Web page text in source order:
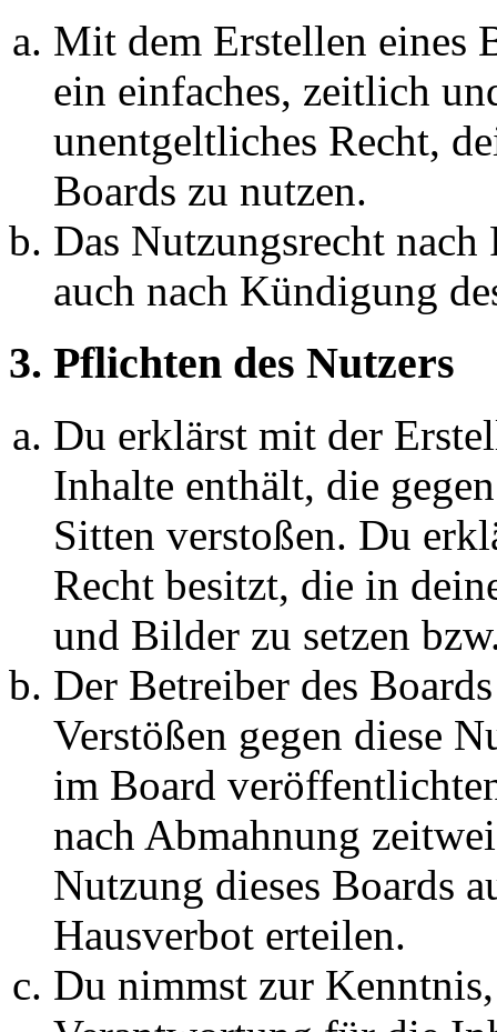
Mit dem Erstellen eines
ein einfaches, zeitlich
unentgeltliches Recht,
Boards zu nutzen.
Das Nutzungsrecht
auch nach Kündigung
3. Pflichten des Nutzers
Du erklärst mit der
Inhalte enthält, die
Sitten verstoßen. Du
Recht besitzt, die in
und Bilder zu setzen
Der Betreiber des
Verstößen gegen diese
im Board
nach Abmahnung
Nutzung dieses Boards
Hausverbot erteilen.
Du nimmst zur